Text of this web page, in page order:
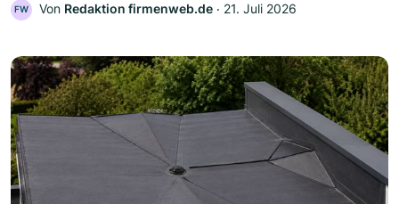
FW Von Redaktion firmenweb.de ‧ 21. Juli 2026